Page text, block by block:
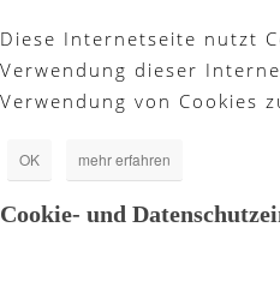
Diese Internetseite nutzt
Verwendung dieser
Verwendung von Cookies
OK mehr erfahren
Cookie- und